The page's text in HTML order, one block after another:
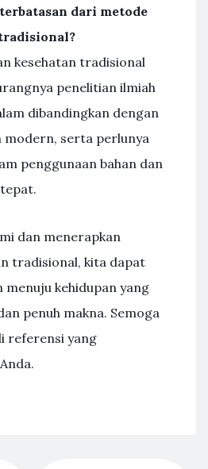
dari metode
kesehatan tradisional
penelitian ilmiah
dibandingkan dengan
modern, serta perlunya
penggunaan bahan dan
dan menerapkan
tradisional, kita dapat
menuju kehidupan yang
penuh makna. Semoga
referensi yang